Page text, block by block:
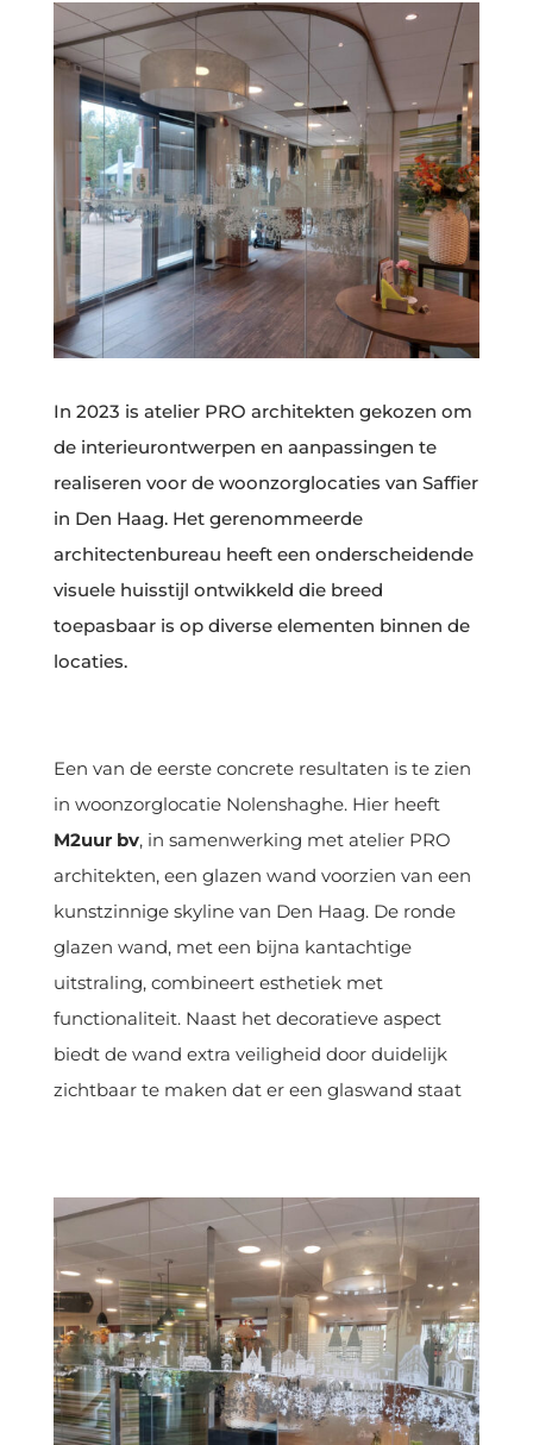
In 2023 is atelier PRO architekten gekozen om
de interieurontwerpen en aanpassingen te
realiseren voor de woonzorglocaties van Saffier
in Den Haag. Het gerenommeerde
architectenbureau heeft een onderscheidende
visuele huisstijl ontwikkeld die breed
toepasbaar is op diverse elementen binnen de
locaties.
Een van de eerste concrete resultaten is te zien
in woonzorglocatie Nolenshaghe. Hier heeft
M2uur bv, in samenwerking met atelier PRO
architekten, een glazen wand voorzien van een
kunstzinnige skyline van Den Haag. De ronde
glazen wand, met een bijna kantachtige
uitstraling, combineert esthetiek met
functionaliteit. Naast het decoratieve aspect
biedt de wand extra veiligheid door duidelijk
zichtbaar te maken dat er een glaswand staat